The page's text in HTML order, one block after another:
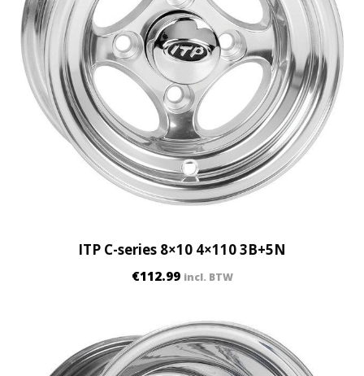
ITP C-series 8×10 4×110 3B+5N
€112.99 incl. BTW